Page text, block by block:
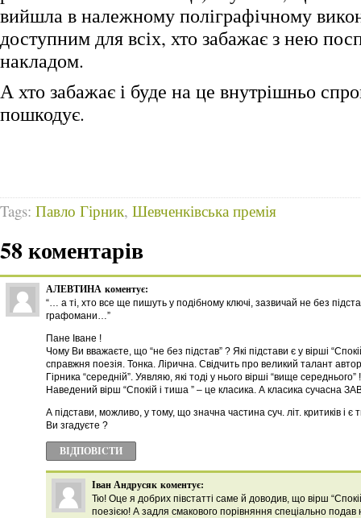
вийшла в належному поліграфічному
доступним для всіх, хто забажає з нею
накладом.
А хто забажає і буде на це внутрішньо
пошкодує.
Tags: Павло Гірник, Шевченківська премія
58 коментарів
АЛЕВТИНА коментує:
“… а ті, хто все ще пишуть у подібному ключі, зазвичай не без
графомани…”
Пане Іване !
Чому Ви вважаєте, що “не без підстав” ? Які підстави є у вірші
справжня поезія. Тонка. Лірична. Свідчить про великий талант
Гірника “середній”. Уявляю, які тоді у нього вірші “вище
Наведений вірш “Спокій і тиша ” – це класика. А класика сучасна
А підстави, можливо, у тому, що значна частина суч. літ. критиків і
Ви згадуєте ?
ВІДПОВІCТИ
Іван Андрусяк коментує:
Тю! Оце я добрих півстатті саме й доводив, що вірш
поезією! А задля смакового порівняння спеціально подав